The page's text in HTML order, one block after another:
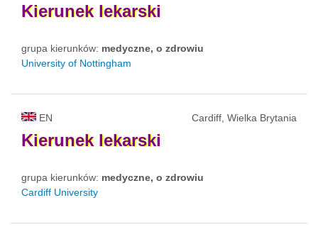
Kierunek lekarski
grupa kierunków: medyczne, o zdrowiu
University of Nottingham
EN Cardiff, Wielka Brytania
Kierunek lekarski
grupa kierunków: medyczne, o zdrowiu
Cardiff University